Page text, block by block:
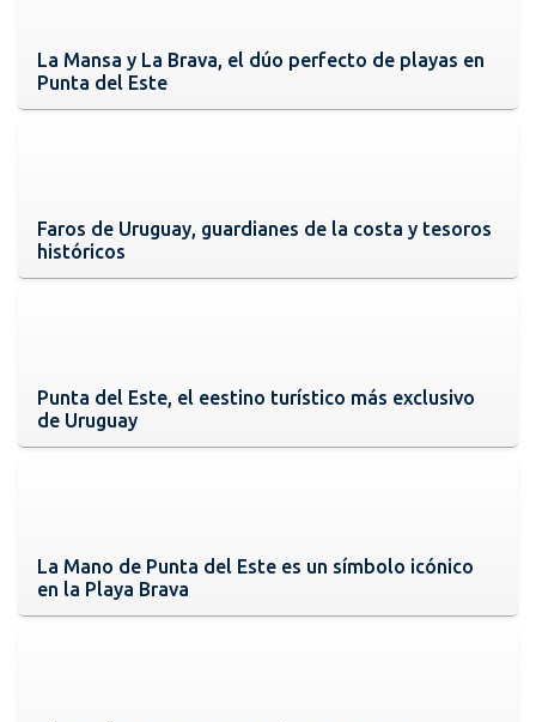
La Mansa y La Brava, el dúo perfecto de playas en
Punta del Este
Faros de Uruguay, guardianes de la costa y tesoros
históricos
Punta del Este, el eestino turístico más exclusivo
de Uruguay
La Mano de Punta del Este es un símbolo icónico
en la Playa Brava